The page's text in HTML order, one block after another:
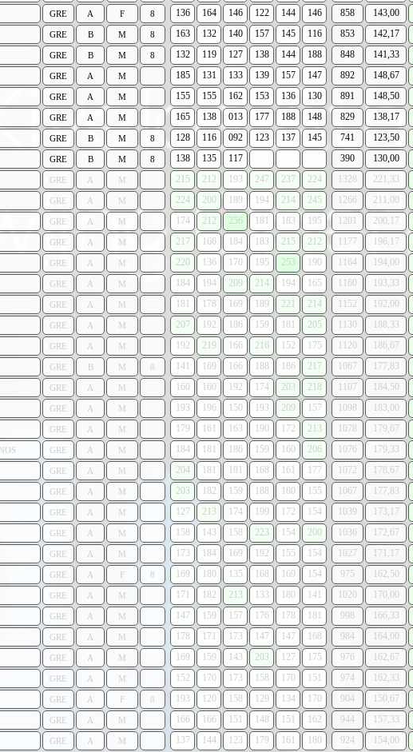
GRE A F 8 136 164 146 122 144 146 858 143,00
GRE B M 8 163 132 140 157 145 116 853 142,17
GRE B M 8 132 119 127 138 144 188 848 141,33
GRE A M 185 131 133 139 157 147 892 148,67
GRE A M 155 155 162 153 136 130 891 148,50
GRE A M 165 138 013 177 188 148 829 138,17
GRE B M 8 128 116 092 123 137 145 741 123,50
GRE B M 8 138 135 117 390 130,00
GRE A M 215 212 193 247 237 224 1328 221,33
GRE A M 224 200 189 194 214 245 1266 211,00
GRE A M 174 212 256 181 183 195 1201 200,17
GRE A M 217 166 184 183 215 212 1177 196,17
GRE A M 220 136 170 195 253 190 1164 194,00
GRE A M 184 194 209 214 194 165 1160 193,33
GRE A M 181 178 169 189 221 214 1152 192,00
GRE A M 207 192 186 159 181 205 1130 188,33
GRE A M 192 219 166 216 152 175 1120 186,67
GRE B M 8 141 169 166 188 186 217 1067 177,83
GRE A M 160 160 192 174 203 218 1107 184,50
GRE A M 193 196 150 193 209 157 1098 183,00
GRE A M 179 161 163 190 172 213 1078 179,67
GRE A M 184 181 186 159 160 206 1076 179,33
GRE A M 204 181 181 168 161 177 1072 178,67
GRE A M 203 182 159 188 180 155 1067 177,83
GRE A M 127 213 174 199 172 154 1039 173,17
GRE A M 158 143 158 223 154 200 1036 172,67
GRE A M 173 184 169 192 155 154 1027 171,17
GRE A F 8 169 180 135 168 169 154 975 162,50
GRE A M 171 182 213 133 180 141 1020 170,00
GRE A M 147 159 157 176 178 181 998 166,33
GRE A M 178 171 173 147 147 168 984 164,00
GRE A M 169 159 143 203 127 175 976 162,67
GRE A M 152 170 173 158 170 151 974 162,33
GRE A F 8 193 120 158 129 134 170 904 150,67
GRE A M 166 166 151 148 151 162 944 157,33
GRE A M 137 144 123 179 161 180 924 154,00